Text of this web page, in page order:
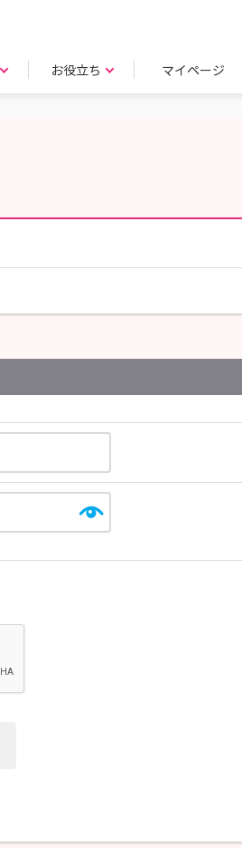
お役立ち マイページ